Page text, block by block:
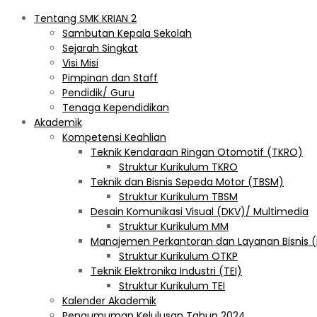
Tentang SMK KRIAN 2
Sambutan Kepala Sekolah
Sejarah Singkat
Visi Misi
Pimpinan dan Staff
Pendidik/ Guru
Tenaga Kependidikan
Akademik
Kompetensi Keahlian
Teknik Kendaraan Ringan Otomotif (TKRO)
Struktur Kurikulum TKRO
Teknik dan Bisnis Sepeda Motor (TBSM)
Struktur Kurikulum TBSM
Desain Komunikasi Visual (DKV)/ Multimedia
Struktur Kurikulum MM
Manajemen Perkantoran dan Layanan Bisnis
Struktur Kurikulum OTKP
Teknik Elektronika Industri (TEI)
Struktur Kurikulum TEI
Kalender Akademik